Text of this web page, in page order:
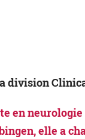
division
en
elle a